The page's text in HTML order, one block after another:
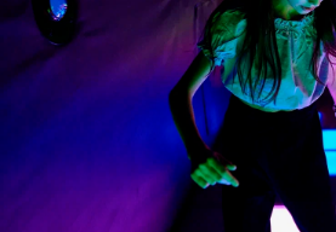
Как добраться
Есть вопрос? Напиши нам: